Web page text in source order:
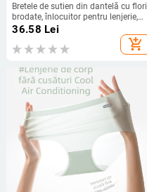
Bretele de sutien din dantelă cu flori
brodate, înlocuitor pentru lenjerie,
bretele de umăr duble
36.58 Lei
add_shopping_cart